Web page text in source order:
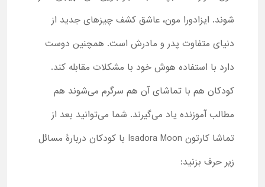
شوند. ایزادورا مون، عاشق کشف چیزهای جدید از
دنیای متفاوت پدر و مادرش است. همچنین دوست
دارد با استفاده هوش خود با مشکلات مقابله کند.
کودکان هم با تماشای آن هم سرگرم می‌شوند هم
مطالب آموزنده یاد می‌گیرند. شما می‌توانید بعد از
تماشا کارتون Isadora Moon با کودکان دربارۀ مسائل
زیر حرف بزنید: